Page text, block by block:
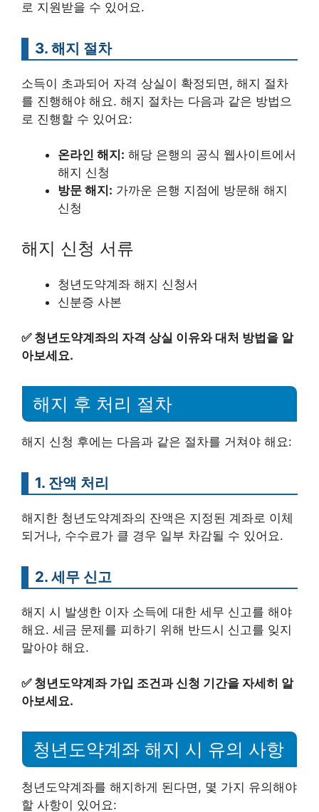
로 지원받을 수 있어요.
3. 해지 절차
소득이 초과되어 자격 상실이 확정되면, 해지 절차
를 진행해야 해요. 해지 절차는 다음과 같은 방법으
로 진행할 수 있어요:
온라인 해지: 해당 은행의 공식 웹사이트에서
해지 신청
방문 해지: 가까운 은행 지점에 방문해 해지
신청
해지 신청 서류
청년도약계좌 해지 신청서
신분증 사본
✅ 청년도약계좌의 자격 상실 이유와 대처 방법을 알
아보세요.
해지 후 처리 절차
해지 신청 후에는 다음과 같은 절차를 거쳐야 해요:
1. 잔액 처리
해지한 청년도약계좌의 잔액은 지정된 계좌로 이체
되거나, 수수료가 클 경우 일부 차감될 수 있어요.
2. 세무 신고
해지 시 발생한 이자 소득에 대한 세무 신고를 해야
해요. 세금 문제를 피하기 위해 반드시 신고를 잊지
말아야 해요.
✅ 청년도약계좌 가입 조건과 신청 기간을 자세히 알
아보세요.
청년도약계좌 해지 시 유의 사항
청년도약계좌를 해지하게 된다면, 몇 가지 유의해야
할 사항이 있어요: